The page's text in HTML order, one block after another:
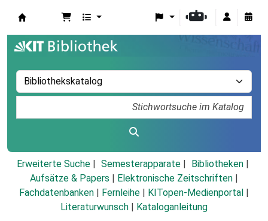
Erweiterte Suche Semesterapparate
Bibliotheken
Aufsätze & Papers
Elektronische Zeitschriften
Fachdatenbanken
Fernleihe KITopen-Medienportal
Literaturwunsch
Kataloganleitung